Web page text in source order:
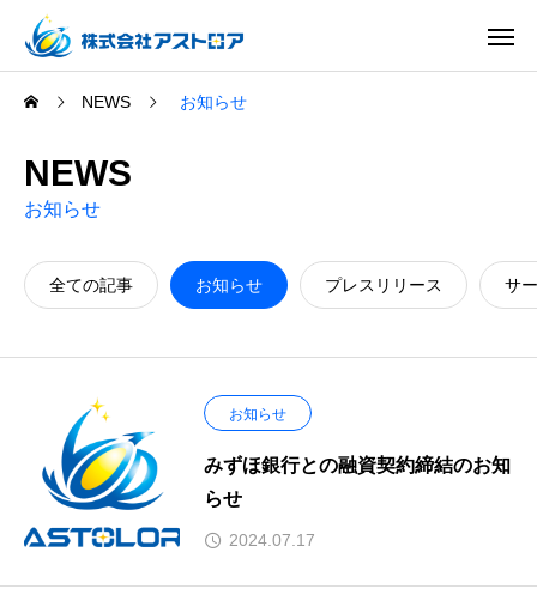
NEWS お知らせ
NEWS
お知らせ
全ての記事 お知らせ プレスリリース サ
お知らせ
みずほ銀行との融資契約締結のお知
らせ
2024.07.17